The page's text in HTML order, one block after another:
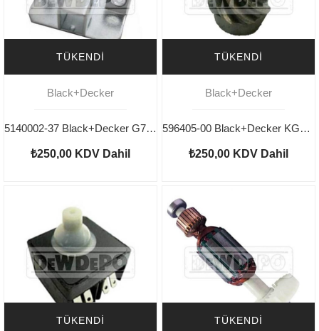
TÜKENDI
Black+Decker
5140002-37 Black+Decker G720 Kömür Yuvası
₺250,00 KDV Dahil
TÜKENDI
Black+Decker
596405-00 Black+Decker KG1200 Pinyon Dişli
₺250,00 KDV Dahil
TÜKENDI TÜKENDI